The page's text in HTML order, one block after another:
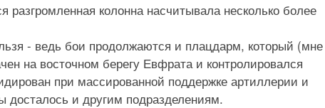
колонна насчитывала несколько более
- ведь бои продолжаются и плацдарм, который (мне
на восточном берегу Евфрата и контролировался
при массированной поддержке артиллерии и
и другим подразделениям.